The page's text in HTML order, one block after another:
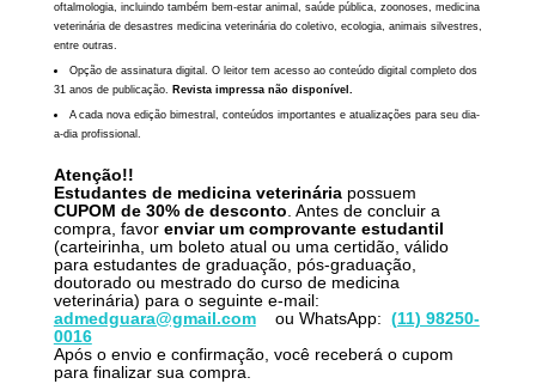
oftalmologia, incluindo também bem-estar animal, saúde pública, zoonoses, medicina
veterinária de desastres medicina veterinária do coletivo, ecologia, animais silvestres,
entre outras.
Opção de assinatura digital. O leitor tem acesso ao conteúdo digital completo dos
31 anos de publicação. Revista impressa não disponível.
A cada nova edição bimestral, conteúdos importantes e atualizações para seu dia-
a-dia profissional.
Atenção!!
Estudantes de medicina veterináriapossuem
CUPOM de 30% de desconto. Antes de concluir a
compra, favor enviar um comprovante estudantil
(carteirinha, um boleto atual ou uma certidão, válido
para estudantes de graduação, pós-graduação,
doutorado ou mestrado do curso de medicina
veterinária) para o seguinte e-mail:
admedguara@gmail.com
ou WhatsApp: (11) 98250-
0016
Após o envio e confirmação, você receberá o cupom
para finalizar sua compra.